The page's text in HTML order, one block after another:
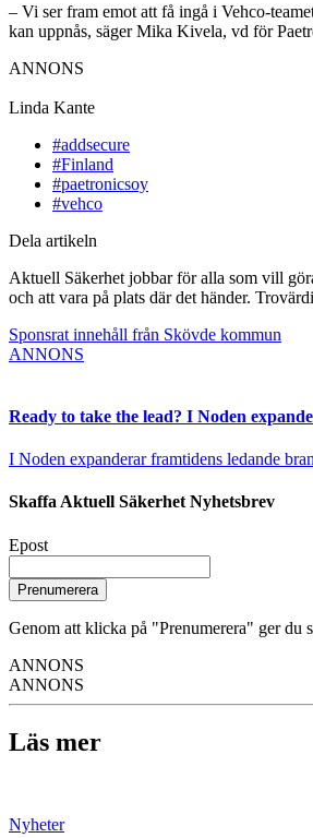
– Vi ser fram emot att få ingå i Vehco-
kan uppnås, säger Mika Kivela, vd för
ANNONS
Linda Kante
#addsecure
#Finland
#paetronicsoy
#vehco
Dela artikeln
Aktuell Säkerhet jobbar för alla som vill
och att vara på plats där det händer.
Sponsrat innehåll från Skövde kommun
ANNONS
Ready to take the lead? I Noden
I Noden expanderar framtidens ledande
Skaffa Aktuell Säkerhet Nyhetsbrev
Epost
Prenumerera
Genom att klicka på "Prenumerera" ger du
ANNONS
ANNONS
Läs mer
Nyheter